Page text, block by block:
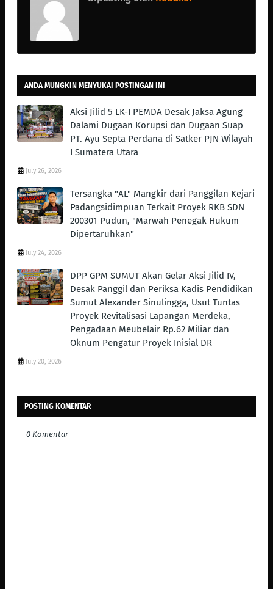
ANDA MUNGKIN MENYUKAI POSTINGAN INI
Aksi Jilid 5 LK-I PEMDA Desak Jaksa Agung
Dalami Dugaan Korupsi dan Dugaan Suap
PT. Ayu Septa Perdana di Satker PJN Wilayah
I Sumatera Utara
July 26, 2026
Tersangka "AL" Mangkir dari Panggilan Kejari
Padangsidimpuan Terkait Proyek RKB SDN
200301 Pudun, "Marwah Penegak Hukum
Dipertaruhkan"
July 24, 2026
DPP GPM SUMUT Akan Gelar Aksi Jilid IV,
Desak Panggil dan Periksa Kadis Pendidikan
Sumut Alexander Sinulingga, Usut Tuntas
Proyek Revitalisasi Lapangan Merdeka,
Pengadaan Meubelair Rp.62 Miliar dan
Oknum Pengatur Proyek Inisial DR
July 20, 2026
POSTING KOMENTAR
0 Komentar